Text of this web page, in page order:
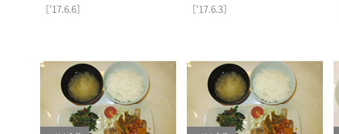
［’17.6.6］ ［’17.6.3］